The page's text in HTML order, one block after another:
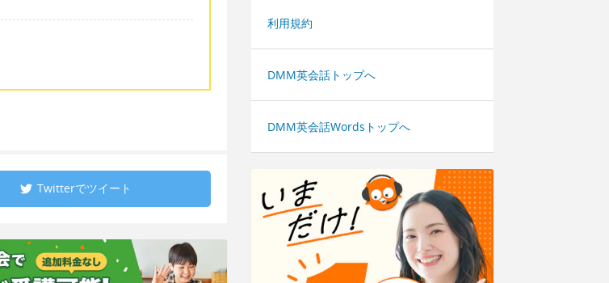
Twitterでツイート
利用規約
DMM英会話トップへ
DMM英会話Wordsトップへ